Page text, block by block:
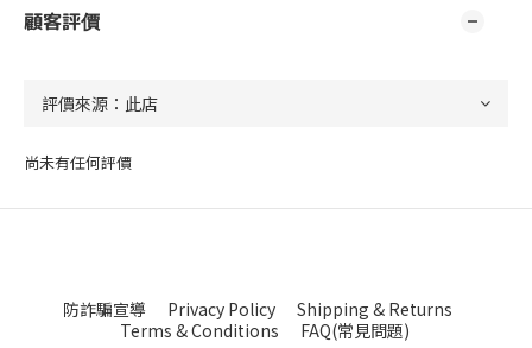
顧客評價
尚未有任何評價
防詐騙宣導 Privacy Policy
Shipping & Returns
Terms & Conditions
FAQ(常見問題)